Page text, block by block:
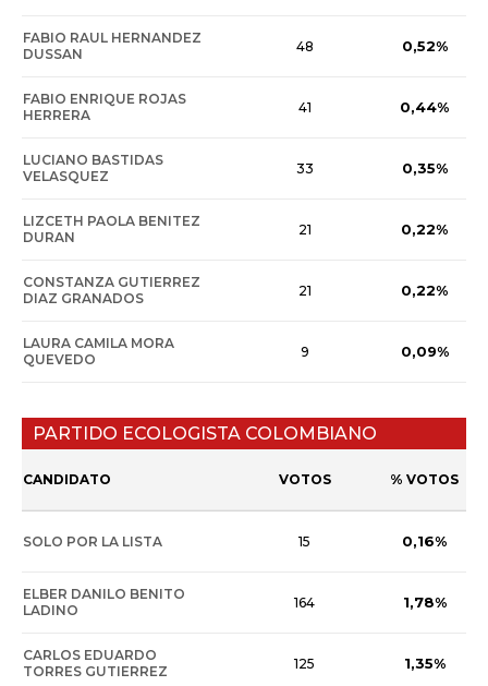
FABIO RAUL HERNANDEZ
DUSSAN
48 0,52%
FABIO ENRIQUE ROJAS
HERRERA
41 0,44%
LUCIANO BASTIDAS
VELASQUEZ
33 0,35%
LIZCETH PAOLA BENITEZ
DURAN
21 0,22%
CONSTANZA GUTIERREZ
DIAZ GRANADOS
21 0,22%
LAURA CAMILA MORA
QUEVEDO
9 0,09%
PARTIDO ECOLOGISTA COLOMBIANO
CANDIDATO VOTOS % VOTOS
SOLO POR LA LISTA 15 0,16%
ELBER DANILO BENITO
LADINO
164 1,78%
CARLOS EDUARDO
TORRES GUTIERREZ
125 1,35%